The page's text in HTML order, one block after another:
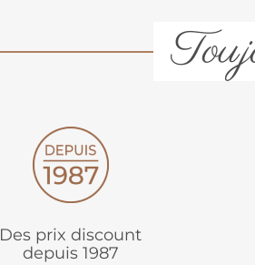
Des prix discount
depuis 1987